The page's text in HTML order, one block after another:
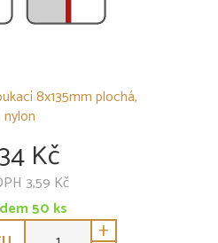
8x135mm plochá,
nylon
Kč
3,59 Kč
50 ks
+